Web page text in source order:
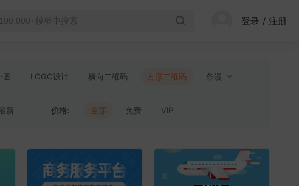
登录 / 注册
图 LOGO设计 横向二维码 方形二维码 条漫
竖版视频封面 视频边框
新 价格: 全部 免费 VIP